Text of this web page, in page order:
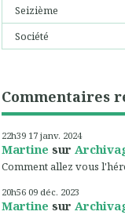
Seizième
Société
Commentaires
22h39 17 janv. 2024
Martine sur
Comment allez vous
20h56 09 déc. 2023
Martine sur